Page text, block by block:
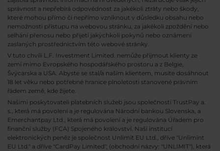
správnost a nepřebírá odpovědnost za jakékoli ztráty nebo škody,
které mohou přímo či nepřímo vzniknout v důsledku obsahu nebo
nemožnosti přístupu na webovou stránku, za jakékoli zpoždění nebo
selhání přenosu nebo přijetí jakýchkoli pokynů nebo oznámení
zaslaných prostřednictvím této webové stránky.
V tuto chvíli L.F. Investment Limited. nemůže přijmout klienty ze
zemí mimo Evropského hospodářského prostoru a z Belgie,
Švýcarska a USA. Abyste se stal/a naším klientem, musíte dosáhnout
18 let věku nebo potřebné hranice plnoletosti stanovené právním
řádem země, kde žijete.
Našimi poskytovateli platebních služeb jsou společnosti TrustPay a.
s., která má povolení a je regulována Národní bankou Slovenska, a
Emerchantpay Ltd., která má povolení a je regulována Úřadem pro
finanční služby (FCA) Spojeného království. Naší institucí
elektronických peněz je společnost Unlimit EU Ltd., dříve "Unlimint
EU Ltd." a dříve "CardPay Limited", (obchodní názvy: "UNLIMIT"), která